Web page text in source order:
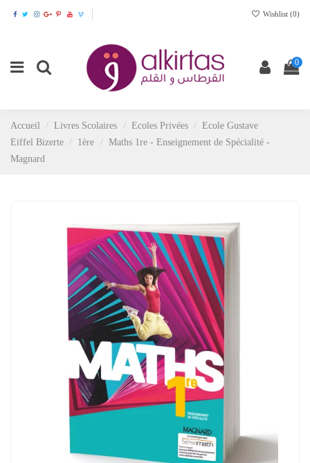
Wishlist (0)
0
Accueil Livres Scolaires Ecoles Privées
Ecole Gustave
Eiffel Bizerte
1ère
Maths 1re - Enseignement de Spécialité -
Magnard